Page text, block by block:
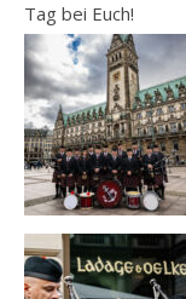
Tag bei Euch!